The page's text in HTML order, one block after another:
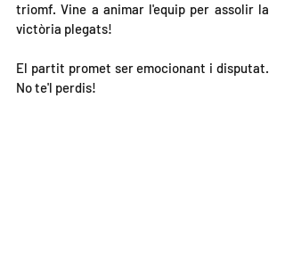
triomf. Vine a animar l'equip per assolir la
victòria plegats!
El partit promet ser emocionant i disputat.
No te'l perdis!